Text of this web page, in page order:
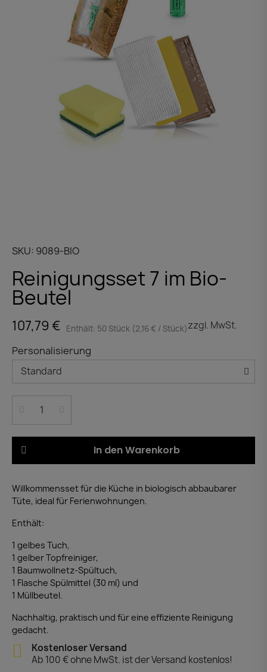
SKU 9089-BIO
Reinigungsset 7 im Bio-
Beutel
107,79 € Enthält: 50 Stück (2,16 € / Stück)zzgl. MwSt.
Personalisierung
In den Warenkorb
Willkommensset für die Küche in biologisch abbaubarer
Tüte, ideal für Ferienwohnungen.
Enthält:
1 gelbes Tuch,
1 gelber Topfreiniger,
1 Baumwollnetz-Spültuch,
1 Flasche Spülmittel (30 ml) und
1 Müllbeutel.
Nachhaltig, praktisch und für eine effiziente Reinigung
gedacht.
Kostenloser Versand
Ab 100 € ohne MwSt. ist der Versand kostenlos!